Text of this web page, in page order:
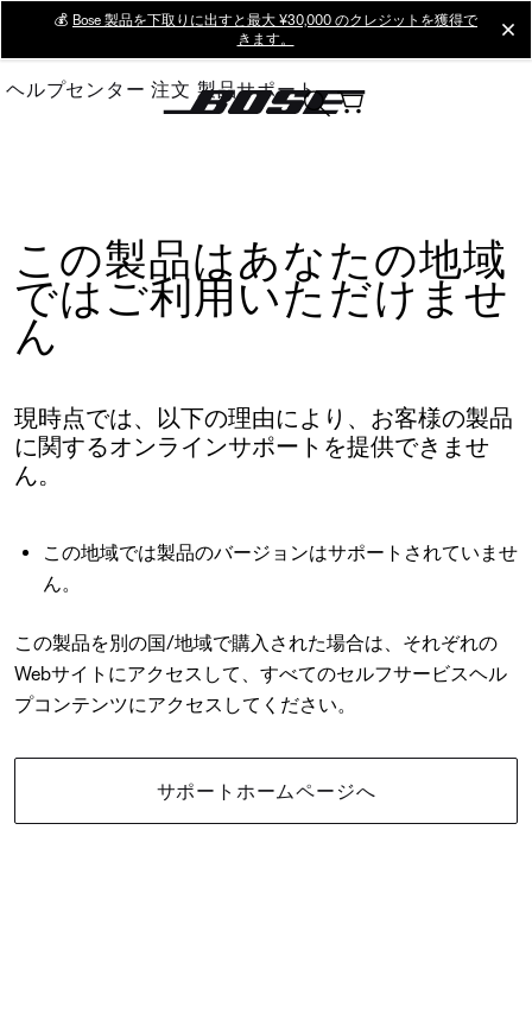
Main
💰 Bose 製品を下取りに出すと最大 ¥30,000 のクレジットを獲得で
きます。
ヘルプセンター 注文 製品サポート
この製品はあなたの地域
ではご利用いただけませ
ん
現時点では、以下の理由により、お客様の製品
に関するオンラインサポートを提供できませ
ん。
この地域では製品のバージョンはサポートされていませ
ん。
この製品を別の国/地域で購入された場合は、それぞれの
Webサイトにアクセスして、すべてのセルフサービスヘル
プコンテンツにアクセスしてください。
サポートホームページへ